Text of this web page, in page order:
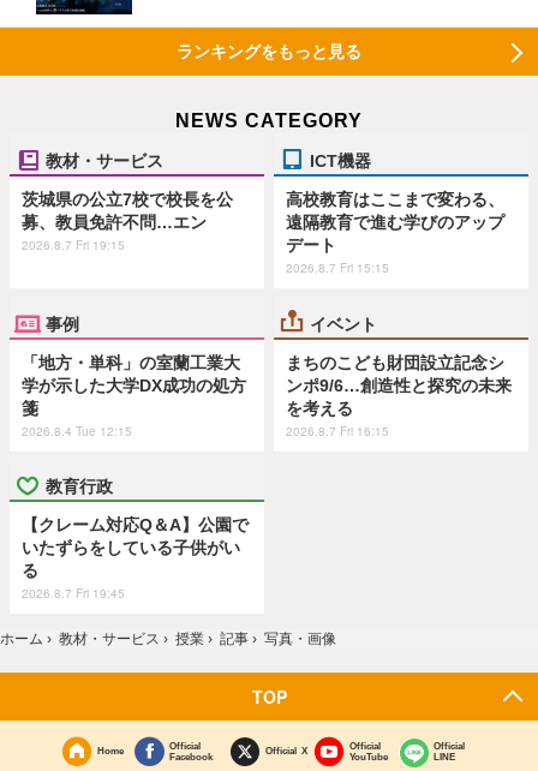
ランキングをもっと見る
NEWS CATEGORY
教材・サービス
茨城県の公立7校で校長を公
募、教員免許不問…エン
2026.8.7 Fri 19:15
ICT機器
高校教育はここまで変わる、
遠隔教育で進む学びのアップ
デート
2026.8.7 Fri 15:15
事例
「地方・単科」の室蘭工業大
学が示した大学DX成功の処方
箋
2026.8.4 Tue 12:15
イベント
まちのこども財団設立記念シ
ンポ9/6…創造性と探究の未来
を考える
2026.8.7 Fri 16:15
教育行政
【クレーム対応Q＆A】公園で
いたずらをしている子供がい
る
2026.8.7 Fri 19:45
ホーム › 教材・サービス › 授業 › 記事 › 写真・画像
TOP
Home
Official
Facebook
Official X
Official
YouTube
Official
LINE